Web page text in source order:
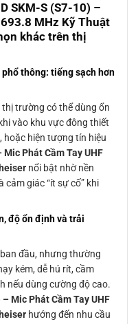
SKM-S (S7-10) –
MHz Kỹ Thuật
khác trên thị
thông: tiếng sạch hơn
trường có thể dùng ổn
vào khu vực đông thiết
hoặc hiện tượng tín hiệu
Phát Cầm Tay UHF
nổi bật nhờ nền
cảm giác “ít sự cố” khi
độ ổn định và trải
đầu, nhưng thường
kém, dễ hú rít, cầm
nếu dùng cường độ cao.
Mic Phát Cầm Tay UHF
hướng đến nhu cầu